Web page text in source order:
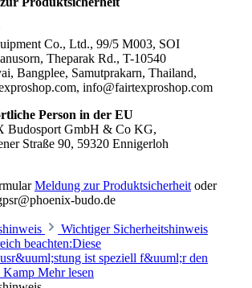
Co., Ltd., 99/5 M003, SOI
Theparak Rd., T-10540
Bangplee, Samutprakarn, Thailand,
info@fairtexproshop.com
Person in der EU
Budosport GmbH & Co KG,
Straße 90, 59320 Ennigerloh
Meldung zur Produktsicherheit oder
budo.de
Wichtiger Sicherheitshinweis
beachten:Diese
ist speziell f&uuml;r den
Kamp Mehr lesen